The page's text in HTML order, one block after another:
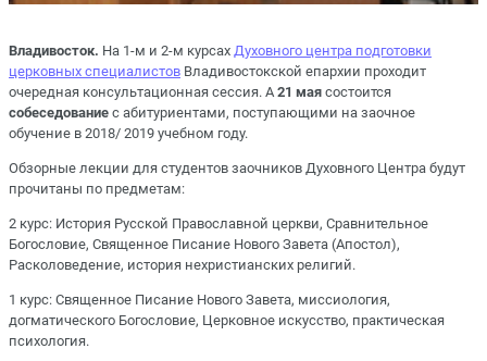
Владивосток. На 1-м и 2-м курсах Духовного центра подготовки
церковных специалистов Владивостокской епархии проходит
очередная консультационная сессия. А 21 мая состоится
собеседование с абитуриентами, поступающими на заочное
обучение в 2018/ 2019 учебном году.
Обзорные лекции для студентов заочников Духовного Центра будут
прочитаны по предметам:
2 курс: История Русской Православной церкви, Сравнительное
Богословие, Священное Писание Нового Завета (Апостол),
Расколоведение, история нехристианских религий.
1 курс: Священное Писание Нового Завета, миссиология,
догматического Богословие, Церковное искусство, практическая
психология.